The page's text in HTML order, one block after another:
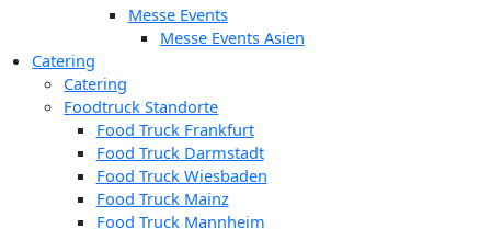
Messe Events
Messe Events Asien
Catering
Catering
Foodtruck Standorte
Food Truck Frankfurt
Food Truck Darmstadt
Food Truck Wiesbaden
Food Truck Mainz
Food Truck Mannheim